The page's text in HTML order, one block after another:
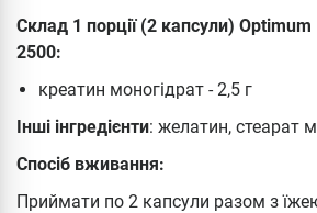
Склад 1 порції (2 капсули)
2500:
креатин моногідрат - 2,5 г
Інші інгредієнти: желатин, стеарат
Спосіб вживання:
Приймати по 2 капсули разом з